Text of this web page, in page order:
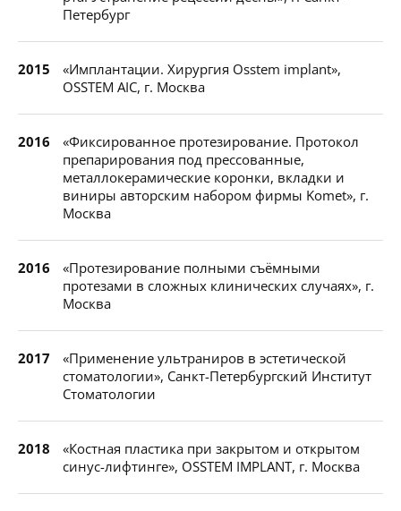
Петербург
2015
«Имплантации. Хирургия Osstem implant»,
OSSTEM AIC, г. Москва
2016
«Фиксированное протезирование. Протокол
препарирования под прессованные,
металлокерамические коронки, вкладки и
виниры авторским набором фирмы Komet», г.
Москва
2016
«Протезирование полными съёмными
протезами в сложных клинических случаях», г.
Москва
2017
«Применение ультраниров в эстетической
стоматологии», Санкт-Петербургский Институт
Стоматологии
2018
«Костная пластика при закрытом и открытом
синус-лифтинге», OSSTEM IMPLANT, г. Москва